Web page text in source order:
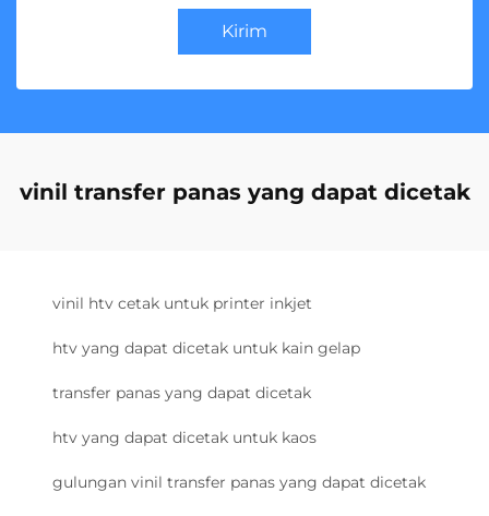
Kirim
vinil transfer panas yang dapat dicetak
vinil htv cetak untuk printer inkjet
htv yang dapat dicetak untuk kain gelap
transfer panas yang dapat dicetak
htv yang dapat dicetak untuk kaos
gulungan vinil transfer panas yang dapat dicetak